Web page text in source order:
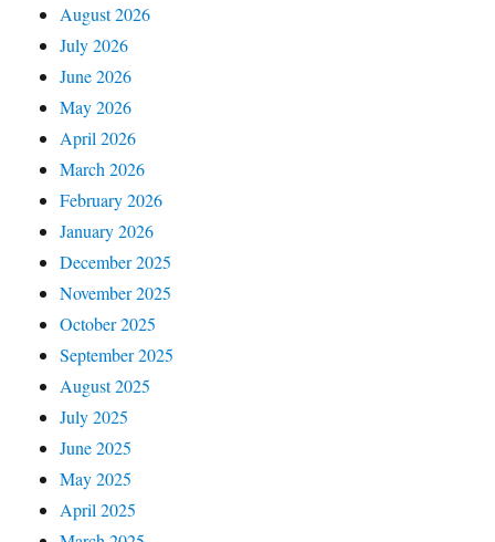
August 2026
July 2026
June 2026
May 2026
April 2026
March 2026
February 2026
January 2026
December 2025
November 2025
October 2025
September 2025
August 2025
July 2025
June 2025
May 2025
April 2025